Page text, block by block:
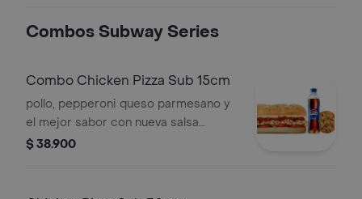
acompañamiento.
Combos Subway Series
Combo Chicken Pizza Sub 15cm
pollo, pepperoni queso parmesano y
el mejor sabor con nueva salsa
marinara y vegetales. Llévalo en
$ 38.900